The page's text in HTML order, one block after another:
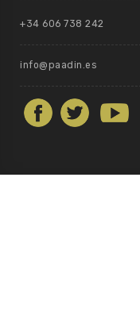
+34 606 738 242
info@paadin.es